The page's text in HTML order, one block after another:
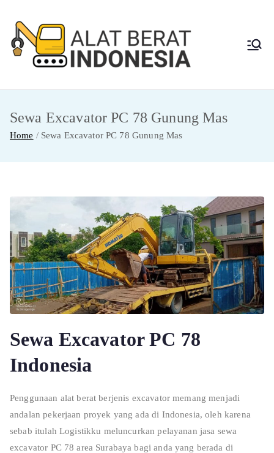
content
Berat
Indon
Jasa Sewa Alat
Sewa Excavator PC 78 Gunung Mas
Home Sewa Excavator PC 78 Gunung Mas
Sewa Excavator PC 78
Indonesia
Penggunaan alat berat berjenis excavator memang menjadi
andalan pekerjaan proyek yang ada di Indonesia, oleh karena
sebab itulah Logistikku meluncurkan pelayanan jasa sewa
excavator PC 78 area Surabaya bagi anda yang berada di